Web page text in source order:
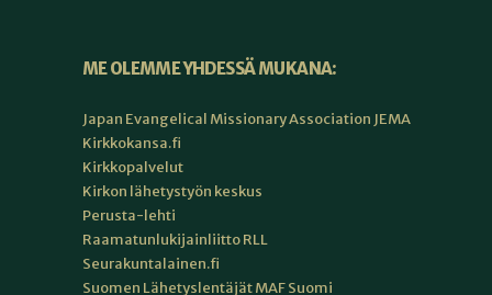
ME OLEMME YHDESSÄ MUKANA:
Japan Evangelical Missionary Association JEMA
Kirkkokansa.fi
Kirkkopalvelut
Kirkon lähetystyön keskus
Perusta-lehti
Raamatunlukijainliitto RLL
Seurakuntalainen.fi
Suomen Lähetyslentäjät MAF Suomi